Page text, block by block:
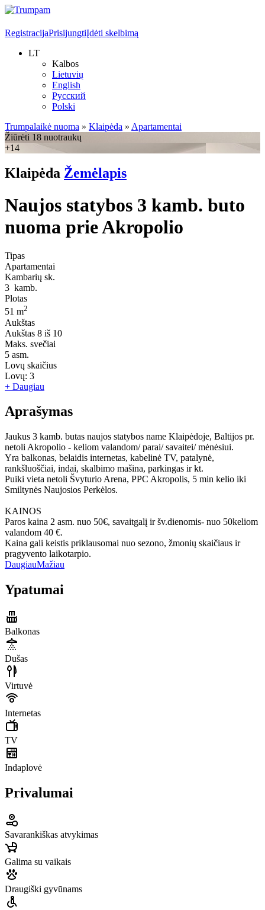
RegistracijaPrisijungtiĮdėti skelbimą
LT
Kalbos
Lietuvių
English
Русский
Polski
Trumpalaikė nuoma » Klaipėda » Apartamentai
Žiūrėti 18 nuotraukų
+14
Klaipėda Žemėlapis
Naujos statybos 3 kamb. buto
nuoma prie Akropolio
Tipas
Apartamentai
Kambarių sk.
3 kamb.
Plotas
51 m2
Aukštas
Aukštas 8 iš 10
Maks. svečiai
5 asm.
Lovų skaičius
Lovų: 3
+ Daugiau
Aprašymas
Jaukus 3 kamb. butas naujos statybos name Klaipėdoje, Baltijos pr.
netoli Akropolio - keliom valandom/ parai/ savaitei/ mėnėsiui.
Yra balkonas, belaidis internetas, kabelinė TV, patalynė,
rankšluoščiai, indai, skalbimo mašina, parkingas ir kt.
Puiki vieta netoli Švyturio Arena, PPC Akropolis, 5 min kelio iki
Smiltynės Naujosios Perkėlos.
KAINOS
Paros kaina 2 asm. nuo 50€, savaitgalį ir šv.dienomis- nuo 50keliom
valandom 40 €.
Kaina gali keistis priklausomai nuo sezono, žmonių skaičiaus ir
pragyvento laikotarpio.
DaugiauMažiau
Ypatumai
Balkonas
Dušas
Virtuvė
Internetas
TV
Indaplovė
Privalumai
Savarankiškas atvykimas
Galima su vaikais
Draugiški gyvūnams